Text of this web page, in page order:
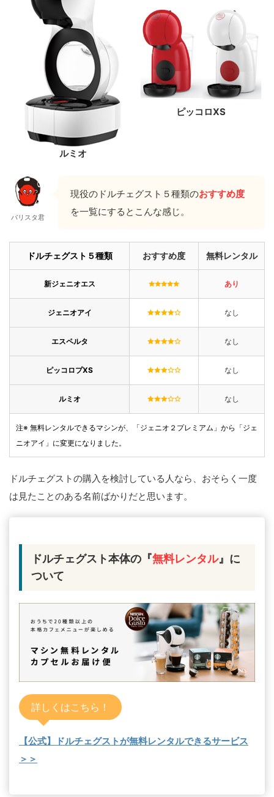
ルミオ
ピッコロXS
バリスタ君
現役のドルチェグスト５種類のおすすめ度
を一覧にするとこんな感じ。
ドルチェグスト５種類 おすすめ度 無料レンタル
新ジェニオエス あり
ジェニオアイ なし
エスペルタ なし
ピッコロプXS なし
ルミオ なし
注※ 無料レンタルできるマシンが、「ジェニオ２プレミアム」から「ジェ
ニオアイ」に変更になりました。
ドルチェグストの購入を検討している人なら、おそらく一度
は見たことのある名前ばかりだと思います。
ドルチェグスト本体の『無料レンタル』に
ついて
詳しくはこちら！
【公式】ドルチェグストが無料レンタルできるサービス
＞＞